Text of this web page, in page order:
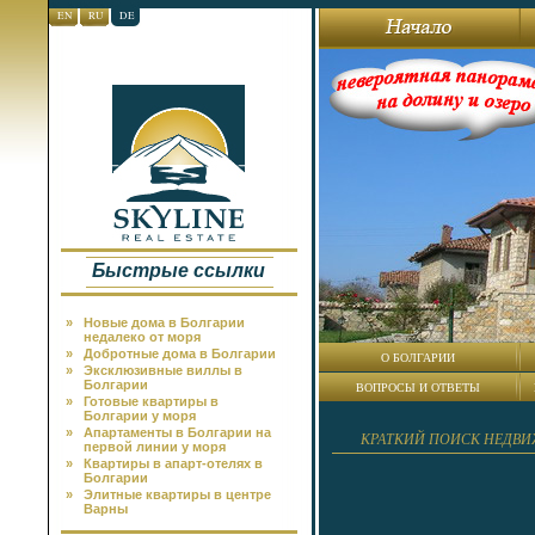
EN RU DE
Быстрые ссылки
»
Новые дома в Болгарии
недалеко от моря
»
Добротные дома в Болгарии
»
Эксклюзивные виллы в
Болгарии
»
Готовые квартиры в
Болгарии у моря
»
Апартаменты в Болгарии на
первой линии у моря
»
Квартиры в апарт-отелях в
Болгарии
»
Элитные квартиры в центре
Варны
О БОЛГАРИИ
ВОПРОСЫ И ОТВЕТЫ
КРАТКИЙ ПОИСК